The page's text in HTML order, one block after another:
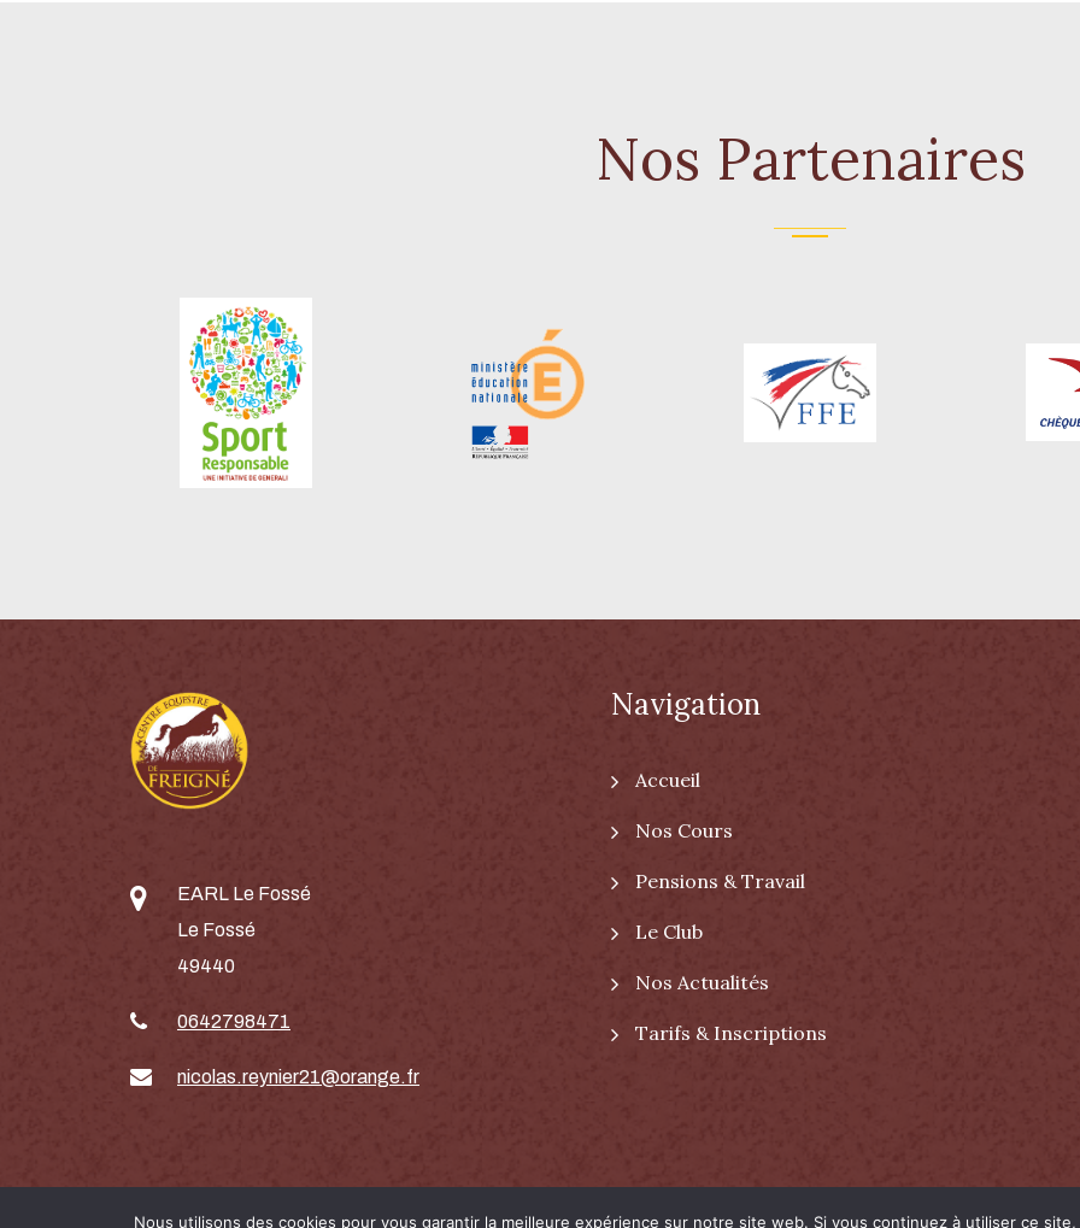
Nos Partenaires
EARL Le Fossé
Le Fossé
49440
0642798471
nicolas.reynier21@orange.fr
Navigation
Accueil
Nos Cours
Pensions & Travail
Le Club
Nos Actualités
Tarifs & Inscriptions
Nous utilisons des cookies pour vous garantir la meilleure expérience sur notre site web. Si vous continuez à utiliser ce